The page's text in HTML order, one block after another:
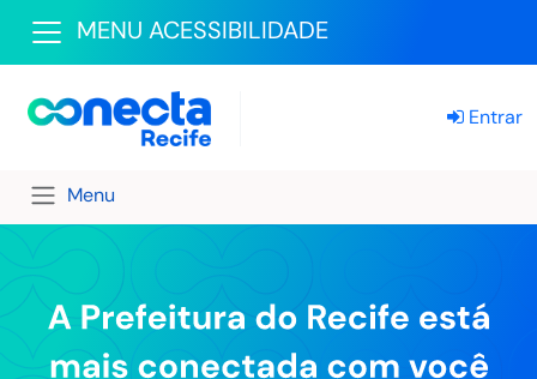
MENU ACESSIBILIDADE
Entrar
Menu